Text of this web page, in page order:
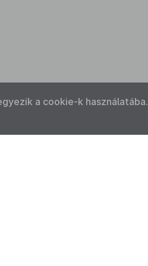
a cookie-k használatába.